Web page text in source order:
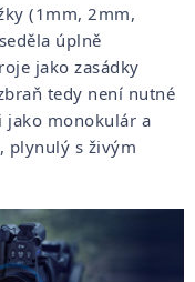
(1mm, 2mm,
úplně
jako zasádky
tedy není nutné
jako monokulár a
plynulý s živým